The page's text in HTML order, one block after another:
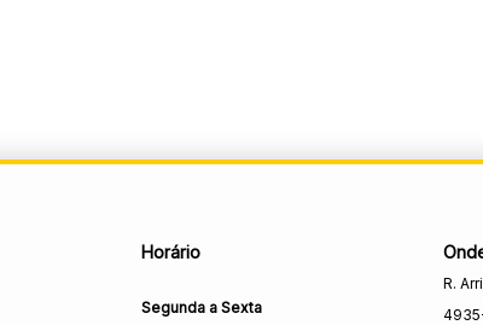
Horário
Segunda a Sexta
R.